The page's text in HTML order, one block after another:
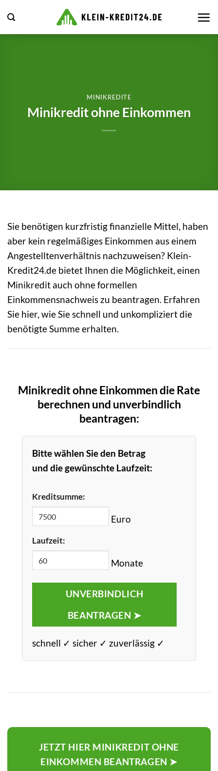
Inhalt
springen
MINIKREDITE
Minikredit ohne Einkommen
Sie benötigen kurzfristig finanzielle Mittel, haben
aber kein regelmäßiges Einkommen aus einem
Angestelltenverhältnis nachzuweisen? Klein-
Kredit24.de bietet Ihnen die Möglichkeit, einen
Minikredit auch ohne formellen
Einkommensnachweis zu beantragen. Erfahren
Sie hier, wie Sie schnell und unkompliziert die
benötigte Summe erhalten.
Minikredit ohne Einkommen die Rate
berechnen und unverbindlich
beantragen:
Bitte wählen Sie den Betrag
und die gewünschte Laufzeit:
Kreditsumme:
Euro
Laufzeit:
Monate
UNVERBINDLICH
BEANTRAGEN ➤
schnell ✓ sicher ✓ zuverlässig ✓
JETZT HIER MINIKREDIT OHNE
EINKOMMEN BEANTRAGEN ➤